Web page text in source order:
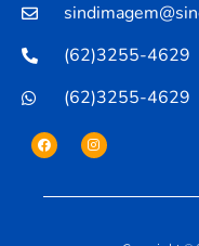
(62)3255-4629
(62)3255-4629